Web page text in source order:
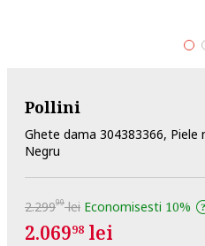
Pollini
Ghete dama 304383366, Piele
Negru
2.29999lei Economisesti 10%
2.06998 lei